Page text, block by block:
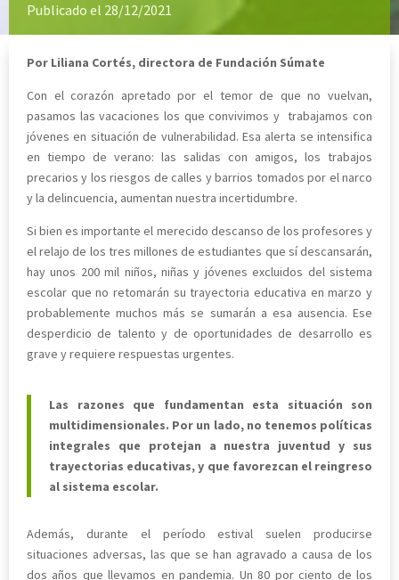
Publicado el 28/12/2021
Por Liliana Cortés, directora de Fundación Súmate
Con el corazón apretado por el temor de que no vuelvan,
pasamos las vacaciones los que convivimos y trabajamos con
jóvenes en situación de vulnerabilidad. Esa alerta se intensifica
en tiempo de verano: las salidas con amigos, los trabajos
precarios y los riesgos de calles y barrios tomados por el narco
y la delincuencia, aumentan nuestra incertidumbre.
Si bien es importante el merecido descanso de los profesores y
el relajo de los tres millones de estudiantes que sí descansarán,
hay unos 200 mil niños, niñas y jóvenes excluidos del sistema
escolar que no retomarán su trayectoria educativa en marzo y
probablemente muchos más se sumarán a esa ausencia. Ese
desperdicio de talento y de oportunidades de desarrollo es
grave y requiere respuestas urgentes.
Las razones que fundamentan esta situación son
multidimensionales. Por un lado, no tenemos políticas
integrales que protejan a nuestra juventud y sus
trayectorias educativas, y que favorezcan el reingreso
al sistema escolar.
Además, durante el período estival suelen producirse
situaciones adversas, las que se han agravado a causa de los
dos años que llevamos en pandemia. Un 80 por ciento de los